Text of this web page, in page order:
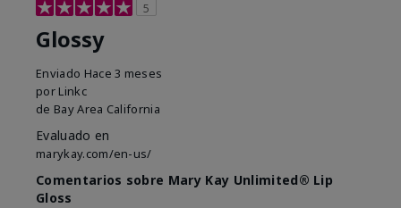
5
Glossy
Enviado Hace 3 meses
por Linkc
de Bay Area California
Evaluado en
marykay.com/en-us/
Comentarios sobre Mary Kay Unlimited® Lip
Gloss